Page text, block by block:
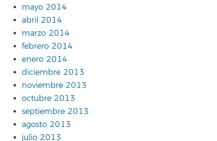
mayo 2014
abril 2014
marzo 2014
febrero 2014
enero 2014
diciembre 2013
noviembre 2013
octubre 2013
septiembre 2013
agosto 2013
julio 2013